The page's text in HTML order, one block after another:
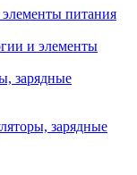
элементы питания
и элементы
зарядные
зарядные